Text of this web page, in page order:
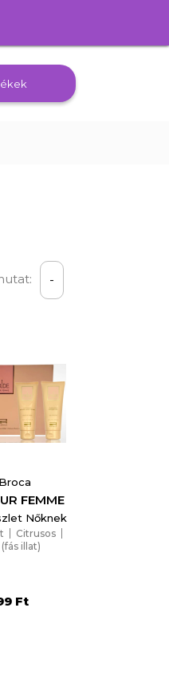
-
FEMME
Nőknek
Citrusos
illat)
Ft